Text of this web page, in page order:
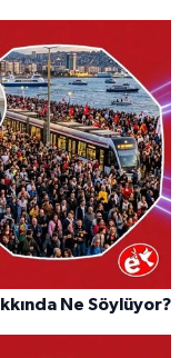
Ne Söylüyor?